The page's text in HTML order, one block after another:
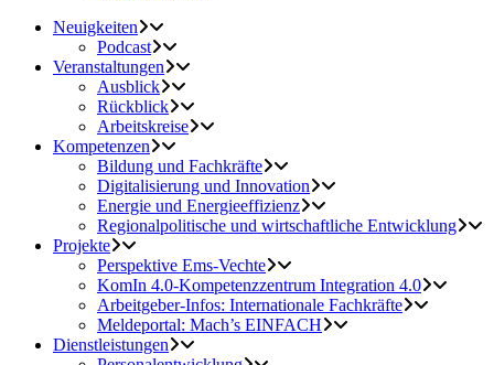
Neuigkeiten
Podcast
Veranstaltungen
Ausblick
Rückblick
Arbeitskreise
Kompetenzen
Bildung und Fachkräfte
Digitalisierung und Innovation
Energie und Energieeffizienz
Regionalpolitische und wirtschaftliche Entwicklung
Projekte
Perspektive Ems-Vechte
KomIn 4.0-Kompetenzzentrum Integration 4.0
Arbeitgeber-Infos: Internationale Fachkräfte
Meldeportal: Mach’s EINFACH
Dienstleistungen